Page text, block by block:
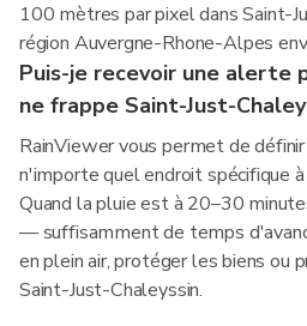
100 mètres par pixel dans Saint-
région Auvergne-Rhone-Alpes
Puis-je recevoir une alerte
ne frappe Saint-Just-
RainViewer vous permet de
n'importe quel endroit spécifique
Quand la pluie est à 20–30
— suffisamment de temps
en plein air, protéger les biens ou
Saint-Just-Chaleyssin.